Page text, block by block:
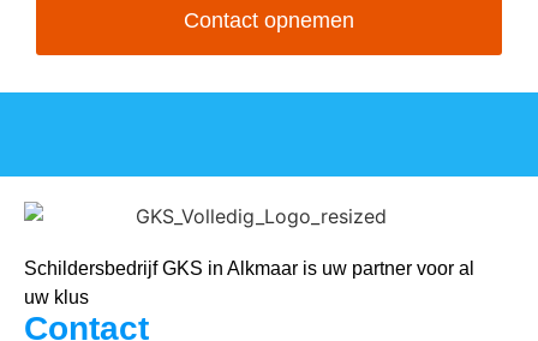
Contact opnemen
Schildersbedrijf GKS in Alkmaar is uw partner voor al
uw klus
Contact